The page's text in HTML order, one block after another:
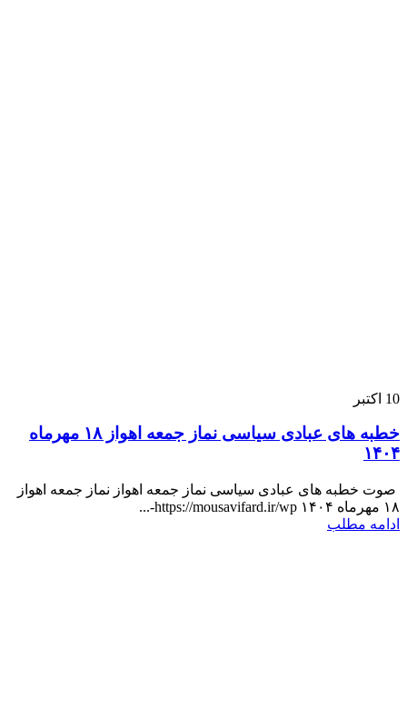
10 اکتبر
خطبه های عبادی سیاسی نماز جمعه اهواز ۱۸ مهرماه
۱۴۰۴
صوت خطبه های عبادی سیاسی نماز جمعه اهواز نماز جمعه اهواز
۱۸ مهرماه ۱۴۰۴ https://mousavifard.ir/wp-...
ادامه مطلب